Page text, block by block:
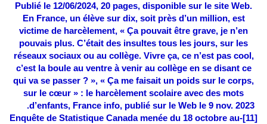
Publié le 12/06/2024, 20 pages, disponible sur le site Web.
En France, un élève sur dix, soit près d’un million, est
victime de harcèlement, « Ça pouvait être grave, je n’en
pouvais plus. C’était des insultes tous les jours, sur les
réseaux sociaux ou au collège. Vivre ça, ce n’est pas cool,
c’est la boule au ventre à venir au collège en se disant ce
qui va se passer ? », « Ça me faisait un poids sur le corps,
sur le cœur » : le harcèlement scolaire avec des mots
d’enfants, France info, publié sur le Web le 9 nov. 2023.
[11]
-Enquête de Statistique Canada menée du 18 octobre au